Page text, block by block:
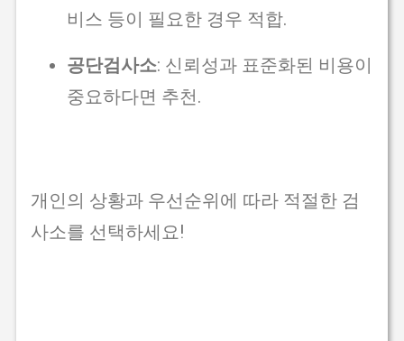
비스 등이 필요한 경우 적합.
공단검사소: 신뢰성과 표준화된 비용이
중요하다면 추천.
개인의 상황과 우선순위에 따라 적절한 검
사소를 선택하세요!